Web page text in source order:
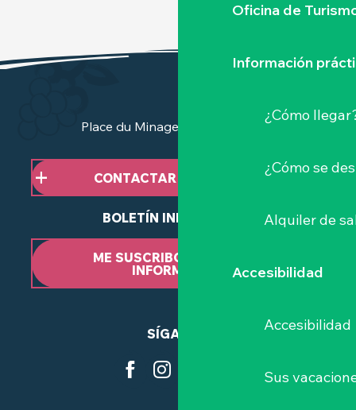
Oficina de
Información
¿Cómo
¿Cómo se
Alquiler de
Accesibilidad
Accesibilidad
Sus
Place du Minage - 44190 Clisson
CONTACTAR CON NOSOTROS
BOLETÍN INFORMATIVO
ME SUSCRIBO AL BOLETÍN
INFORMATIVO
SÍGANOS